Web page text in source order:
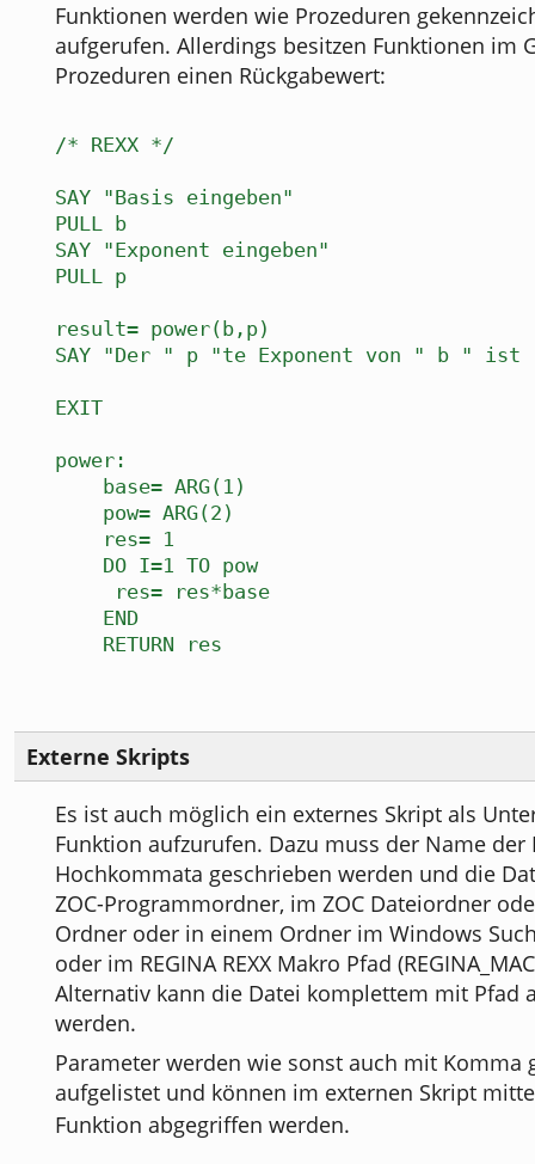
Funktionen werden wie Prozeduren
aufgerufen. Allerdings besitzen Funktionen im
Prozeduren einen Rückgabewert:
/* REXX */
SAY "Basis eingeben"
PULL b
SAY "Exponent eingeben"
PULL p
result= power(b,p)
SAY "Der " p "te Exponent von " b "
EXIT
power:
base= ARG(1)
pow= ARG(2)
res= 1
DO I=1 TO pow
res= res*base
END
RETURN res
Externe Skripts
Es ist auch möglich ein externes Skript als
Funktion aufzurufen. Dazu muss der Name der
Hochkommata geschrieben werden und die
ZOC-Programmordner, im ZOC Dateiordner
Ordner oder in einem Ordner im Windows
oder im REGINA REXX Makro Pfad
Alternativ kann die Datei komplettem mit Pfad
werden.
Parameter werden wie sonst auch mit Komma
aufgelistet und können im externen Skript
Funktion abgegriffen werden.